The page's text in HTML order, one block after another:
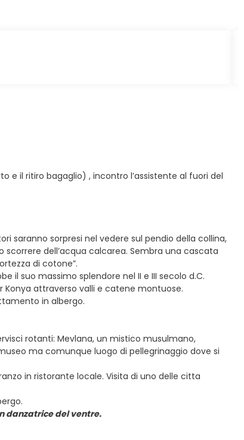
e il ritiro bagaglio) , incontro l’assistente al fuori del
saranno sorpresi nel vedere sul pendio della collina,
dell’acqua calcarea. Sembra una cascata
di cotone”.
il suo massimo splendore nel II e III secolo d.C.
Konya attraverso valli e catene montuose.
in albergo.
rotanti: Mevlana, un mistico musulmano,
ma comunque luogo di pellegrinaggio dove si
in ristorante locale. Visita di uno delle citta
danzatrice del ventre.